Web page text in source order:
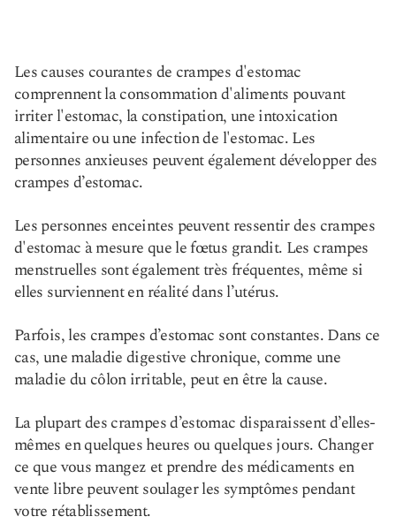
Les causes courantes de crampes d'estomac
comprennent la consommation d'aliments pouvant
irriter l'estomac, la constipation, une intoxication
alimentaire ou une infection de l'estomac. Les
personnes anxieuses peuvent également développer des
crampes d’estomac.
Les personnes enceintes peuvent ressentir des crampes
d'estomac à mesure que le fœtus grandit. Les crampes
menstruelles sont également très fréquentes, même si
elles surviennent en réalité dans l’utérus.
Parfois, les crampes d’estomac sont constantes. Dans ce
cas, une maladie digestive chronique, comme une
maladie du côlon irritable, peut en être la cause.
La plupart des crampes d’estomac disparaissent d’elles-
mêmes en quelques heures ou quelques jours. Changer
ce que vous mangez et prendre des médicaments en
vente libre peuvent soulager les symptômes pendant
votre rétablissement.